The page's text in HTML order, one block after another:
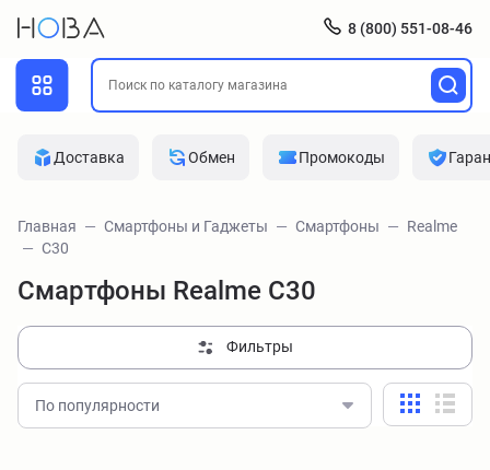
8 (800) 551-08-46
Доставка Обмен Промокоды
Главная Смартфоны и Гаджеты Смартфоны
Realme
C30
Смартфоны Realme C30
Фильтры
По популярности